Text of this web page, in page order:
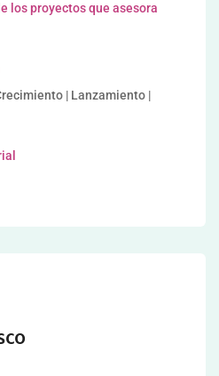
los proyectos que asesora
| Lanzamiento |